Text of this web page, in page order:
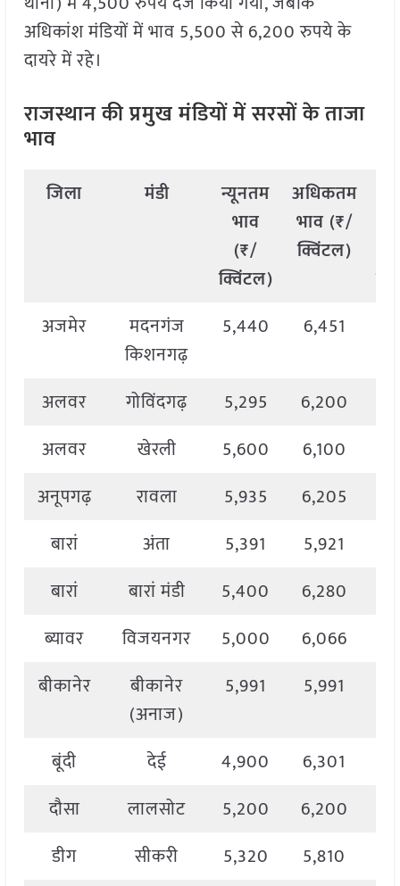
अधिकांश मंडियों में भाव 5,500 से 6,200 रुपये के
दायरे में रहे।
राजस्थान की प्रमुख मंडियों में सरसों के ताजा
भाव
जिला मंडी
न्यूनतम
भाव
(₹/
क्विंटल)
अधिकतम
भाव (₹/
क्विंटल)
अजमेर
मदनगंज
किशनगढ़
5,440 6,451
अलवर गोविंदगढ़ 5,295 6,200
अलवर
खेरली 5,600 6,100
अनूपगढ़
रावला 5,935 6,205
बारां
अंता 5,391 5,921
बारां
बारां मंडी 5,400 6,280
ब्यावर
विजयनगर 5,000 6,066
बीकानेर
बीकानेर
(अनाज)
5,991 5,991
बूंदी देई 4,900 6,301
दौसा
लालसोट 5,200 6,200
डीग
सीकरी 5,320 5,810